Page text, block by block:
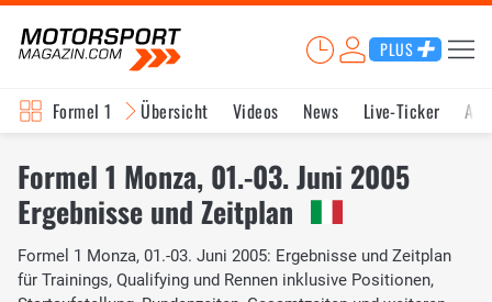
PLUS
Formel 1 Übersicht Videos News Live-Ticker
Formel 1 Monza, 01.-03. Juni 2005
Ergebnisse und Zeitplan
Formel 1 Monza, 01.-03. Juni 2005: Ergebnisse und Zeitplan
für Trainings, Qualifying und Rennen inklusive Positionen,